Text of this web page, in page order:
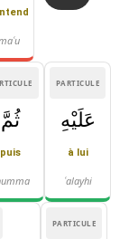
PARTICULE
عَلَيْهِ
à lui
ʿalayhi
ثُمَّ
puis
PARTICULE